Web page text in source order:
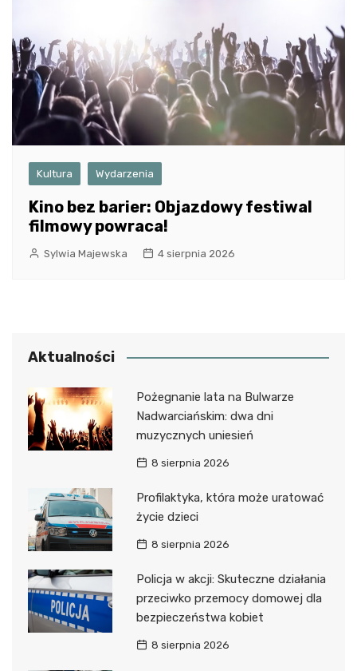
Kultura Wydarzenia
Kino bez barier: Objazdowy festiwal
filmowy powraca!
Sylwia Majewska 4 sierpnia 2026
Aktualności
Pożegnanie lata na Bulwarze
Nadwarciańskim: dwa dni
muzycznych uniesień
8 sierpnia 2026
Profilaktyka, która może uratować
życie dzieci
8 sierpnia 2026
Policja w akcji: Skuteczne działania
przeciwko przemocy domowej dla
bezpieczeństwa kobiet
8 sierpnia 2026